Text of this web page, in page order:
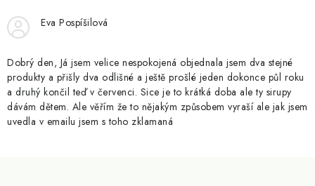
Kontakty Slovník pojmů
Podmínky ochrany osobních údajů
Doprava a platba
Slevový systém
Vše o nákupu
Eva Pospíšilová
Dobrý den, Já jsem velice nespokojená objednala jsem dva stejné
produkty a přišly dva odlišné a ještě prošlé jeden dokonce půl roku
a druhý končil teď v červenci. Sice je to krátká doba ale ty sirupy
dávám dětem. Ale věřím že to nějakým způsobem vyraší ale jak jsem
uvedla v emailu jsem s toho zklamaná